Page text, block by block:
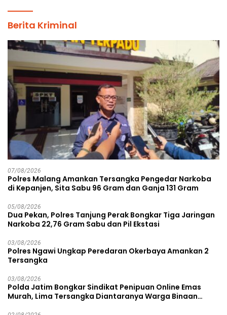
Berita Kriminal
07/08/2026
Polres Malang Amankan Tersangka Pengedar Narkoba
di Kepanjen, Sita Sabu 96 Gram dan Ganja 131 Gram
05/08/2026
Dua Pekan, Polres Tanjung Perak Bongkar Tiga Jaringan
Narkoba 22,76 Gram Sabu dan Pil Ekstasi
03/08/2026
Polres Ngawi Ungkap Peredaran Okerbaya Amankan 2
Tersangka
03/08/2026
Polda Jatim Bongkar Sindikat Penipuan Online Emas
Murah, Lima Tersangka Diantaranya Warga Binaan